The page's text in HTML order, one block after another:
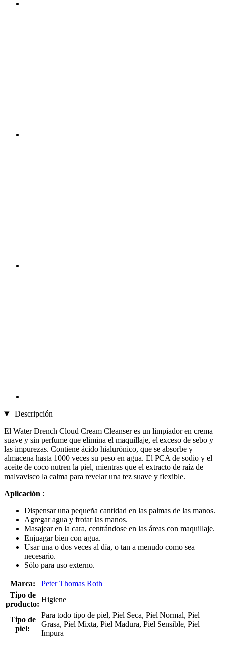
Descripción
El Water Drench Cloud Cream Cleanser es un limpiador en crema
suave y sin perfume que elimina el maquillaje, el exceso de sebo y
las impurezas. Contiene ácido hialurónico, que se absorbe y
almacena hasta 1000 veces su peso en agua. El PCA de sodio y el
aceite de coco nutren la piel, mientras que el extracto de raíz de
malvavisco la calma para revelar una tez suave y flexible.
Aplicación :
Dispensar una pequeña cantidad en las palmas de las manos.
Agregar agua y frotar las manos.
Masajear en la cara, centrándose en las áreas con maquillaje.
Enjuagar bien con agua.
Usar una o dos veces al día, o tan a menudo como sea
necesario.
Sólo para uso externo.
Marca:
Peter Thomas Roth
Tipo de
producto:
Higiene
Tipo de
piel:
Para todo tipo de piel, Piel Seca, Piel Normal, Piel
Grasa, Piel Mixta, Piel Madura, Piel Sensible, Piel
Impura